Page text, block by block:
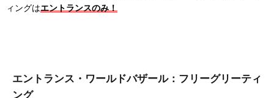
ィングはエントランスのみ！
エントランス・ワールドバザール：フリーグリーティ
ング